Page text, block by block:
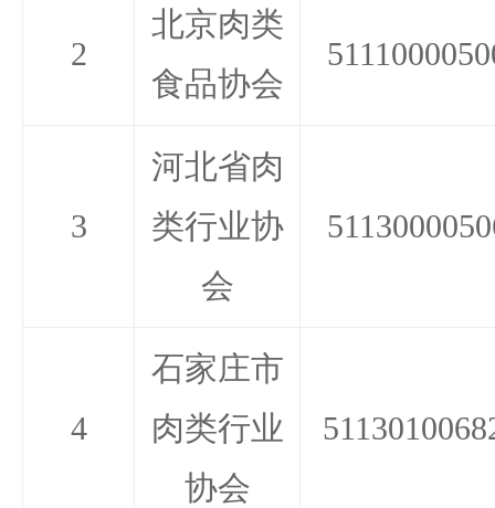
2
北京肉类
食品协会
3
河北省肉
类行业协
会
4
石家庄市
肉类行业
协会